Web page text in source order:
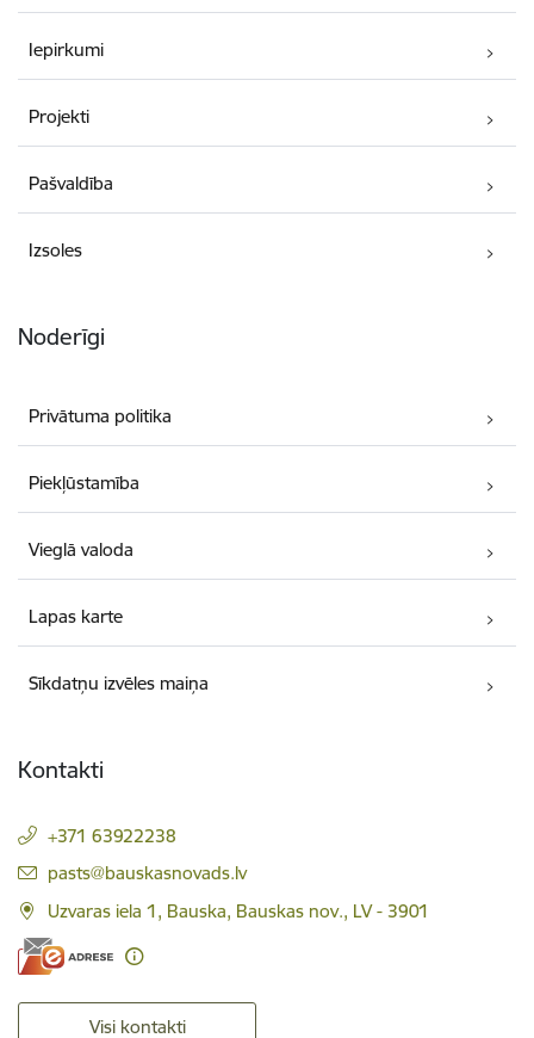
Iepirkumi
Projekti
Pašvaldība
Izsoles
Noderīgi
Privātuma politika
Piekļūstamība
Vieglā valoda
Lapas karte
Sīkdatņu izvēles maiņa
Kontakti
+371 63922238
E-pasts:
pasts@bauskasnovads.lv
Uzvaras iela 1, Bauska, Bauskas nov., LV - 3901
Visi kontakti